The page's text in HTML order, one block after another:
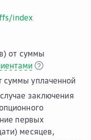
index
от суммы
суммы уплаченной
заключения
первых
месяцев,